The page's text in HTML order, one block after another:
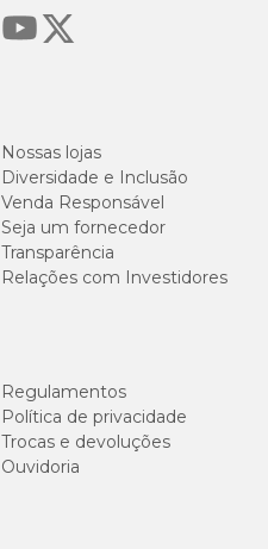
Nossas lojas
Diversidade e Inclusão
Venda Responsável
Seja um fornecedor
Transparência
Relações com Investidores
Regulamentos
Política de privacidade
Trocas e devoluções
Ouvidoria